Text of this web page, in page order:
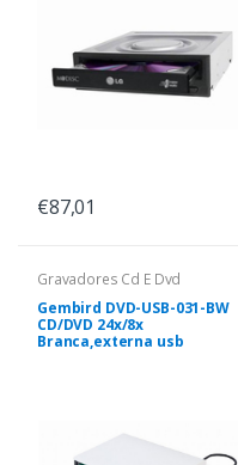
€87,01
Gravadores Cd E Dvd
Gembird DVD-USB-031-BW
CD/DVD 24x/8x
Branca,externa usb